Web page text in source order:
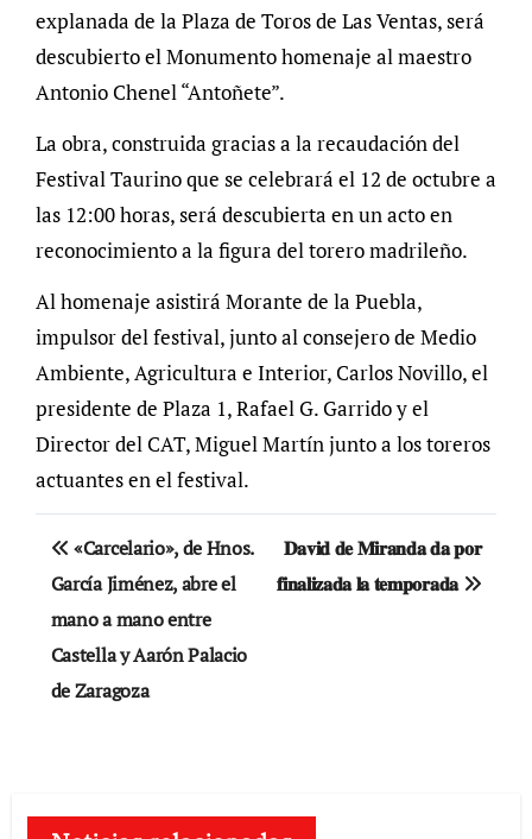
explanada de la Plaza de Toros de Las Ventas, será
descubierto el Monumento homenaje al maestro
Antonio Chenel “Antoñete”.
La obra, construida gracias a la recaudación del
Festival Taurino que se celebrará el 12 de octubre a
las 12:00 horas, será descubierta en un acto en
reconocimiento a la figura del torero madrileño.
Al homenaje asistirá Morante de la Puebla,
impulsor del festival, junto al consejero de Medio
Ambiente, Agricultura e Interior, Carlos Novillo, el
presidente de Plaza 1, Rafael G. Garrido y el
Director del CAT, Miguel Martín junto a los toreros
actuantes en el festival.
Navegación
de
entradas
«Carcelario», de Hnos.
García Jiménez, abre el
mano a mano entre
Castella y Aarón Palacio
de Zaragoza
𝐃𝐚𝐯𝐢𝐝 𝐝𝐞 𝐌𝐢𝐫𝐚𝐧𝐝𝐚 𝐝𝐚 𝐩𝐨𝐫
𝐟𝐢𝐧𝐚𝐥𝐢𝐳𝐚𝐝𝐚 𝐥𝐚 𝐭𝐞𝐦𝐩𝐨𝐫𝐚𝐝𝐚